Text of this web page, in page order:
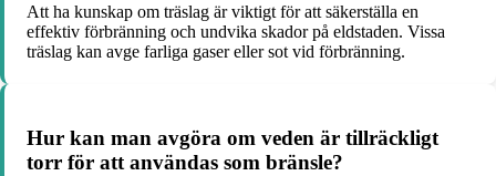
Att ha kunskap om träslag är viktigt för att säkerställa en
effektiv förbränning och undvika skador på eldstaden. Vissa
träslag kan avge farliga gaser eller sot vid förbränning.
Hur kan man avgöra om veden är tillräckligt
torr för att användas som bränsle?